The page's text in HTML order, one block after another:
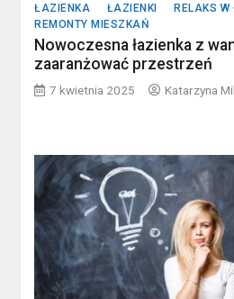
ŁAZIENKA
ŁAZIENKI
RELAKS
REMONTY MIESZKAŃ
Nowoczesna łazienka z
zaaranżować przestrzeń
7 kwietnia 2025 Katarzyna